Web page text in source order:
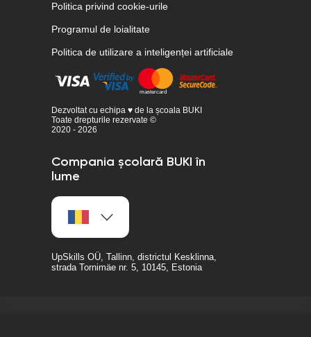
Politica privind cookie-urile
Programul de loialitate
Politica de utilizare a inteligenței artificiale
Dezvoltat cu echipa ♥ de la școala BUKI
Toate drepturile rezervate ©
2020 - 2026
Compania școlară BUKI în
lume
UpSkills OÜ, Tallinn, districtul Kesklinna,
strada Tornimäe nr. 5, 10145, Estonia